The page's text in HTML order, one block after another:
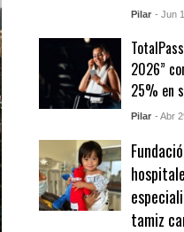
Pilar - Jun
2026”
25% en
Pilar - Abr
tamiz